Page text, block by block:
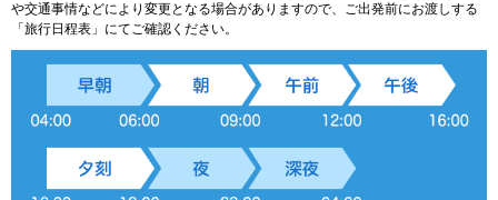
や交通事情などにより変更となる場合がありますので、ご出発前にお渡しする
「旅行日程表」にてご確認ください。